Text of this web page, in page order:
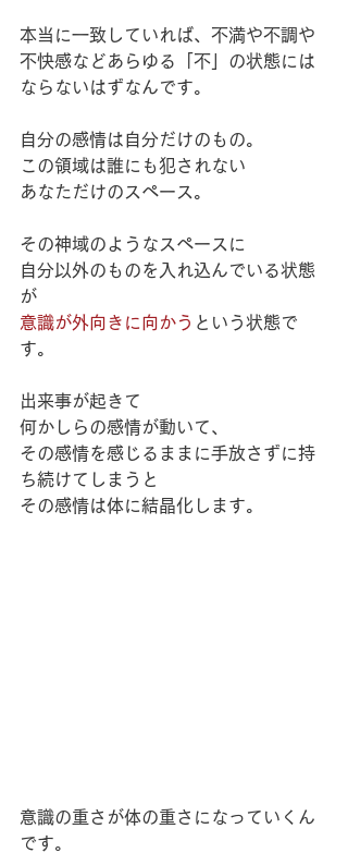
本当に一致していれば、不満や不調や
不快感などあらゆる「不」の状態には
ならないはずなんです。
自分の感情は自分だけのもの。
この領域は誰にも犯されない
あなただけのスペース。
その神域のようなスペースに
自分以外のものを入れ込んでいる状態
が
意識が外向きに向かう という状態で
す。
出来事が起きて
何かしらの感情が動いて、
その感情を感じるままに手放さずに持
ち続けてしまうと
その感情は体に結晶化します。
意識の重さが体の重さになっていくん
です。